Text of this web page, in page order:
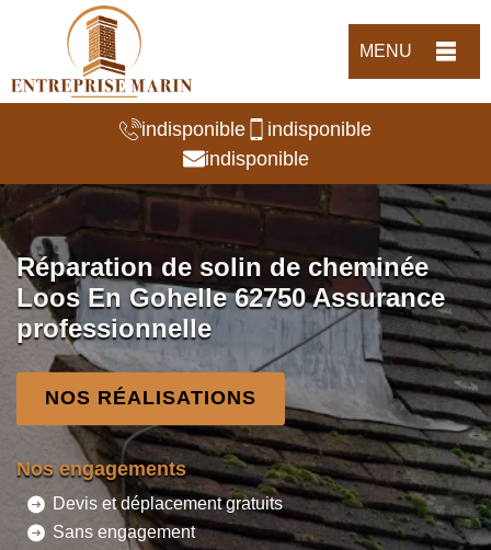
MENU
indisponible
indisponible
indisponible
Réparation de solin de cheminée
Loos En Gohelle 62750 Assurance
professionnelle
NOS RÉALISATIONS
Nos engagements
Devis et déplacement gratuits
Sans engagement